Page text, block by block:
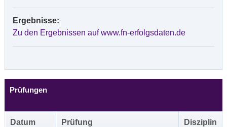
Ergebnisse:
Zu den Ergebnissen auf www.fn-erfolgsdaten.de
Prüfungen
Datum Prüfung Disziplin